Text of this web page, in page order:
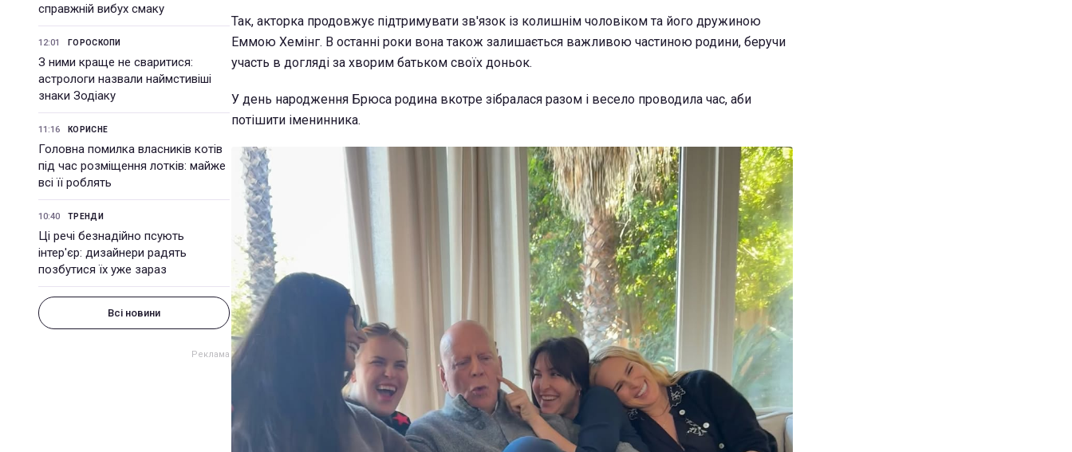
справжній вибух смаку
12:01 ГОРОСКОПИ
З ними краще не сваритися:
астрологи назвали наймстивіші
знаки Зодіаку
11:16 КОРИСНЕ
Головна помилка власників котів
під час розміщення лотків: майже
всі її роблять
10:40 ТРЕНДИ
Ці речі безнадійно псують
інтер'єр: дизайнери радять
позбутися їх уже зараз
Всі новини
Так, акторка продовжує підтримувати зв'язок із колишнім чоловіком та його дружиною
Еммою Хемінг. В останні роки вона також залишається важливою частиною родини, беручи
участь в догляді за хворим батьком своїх доньок.
У день народження Брюса родина вкотре зібралася разом і весело проводила час, аби
потішити іменинника.